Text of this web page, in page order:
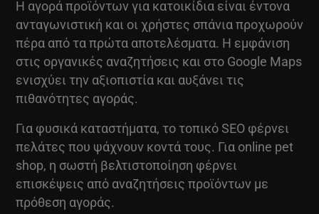
Η αγορά προϊόντων για κατοικίδια είναι έντονα
ανταγωνιστική και οι χρήστες σπάνια προχωρούν
πέρα από τα πρώτα αποτελέσματα. Η εμφάνιση
στις οργανικές αναζητήσεις και στο Google Maps
ενισχύει την αξιοπιστία και αυξάνει τις
πιθανότητες αγοράς.
Για φυσικά καταστήματα, το τοπικό SEO φέρνει
πελάτες που ψάχνουν κοντά τους. Για online pet
shop, η σωστή βελτιστοποίηση φέρνει
επισκέψεις από αναζητήσεις προϊόντων με
πρόθεση αγοράς.